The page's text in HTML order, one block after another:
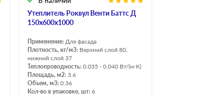
Утеплитель Роквул Венти Баттс Д
150х600х1000
Применение: Для фасада
Плотность, кг/м3: Верхний слой 80,
нижний слой 37
Теплопроводность: 0.035 - 0.040 Вт/(м·К)
Площадь, м2: 3.6
Объем, м3: 0.36
Кол-во в упаковке, шт: 6